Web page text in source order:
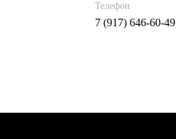
Телефон
7 (917) 646-60-49